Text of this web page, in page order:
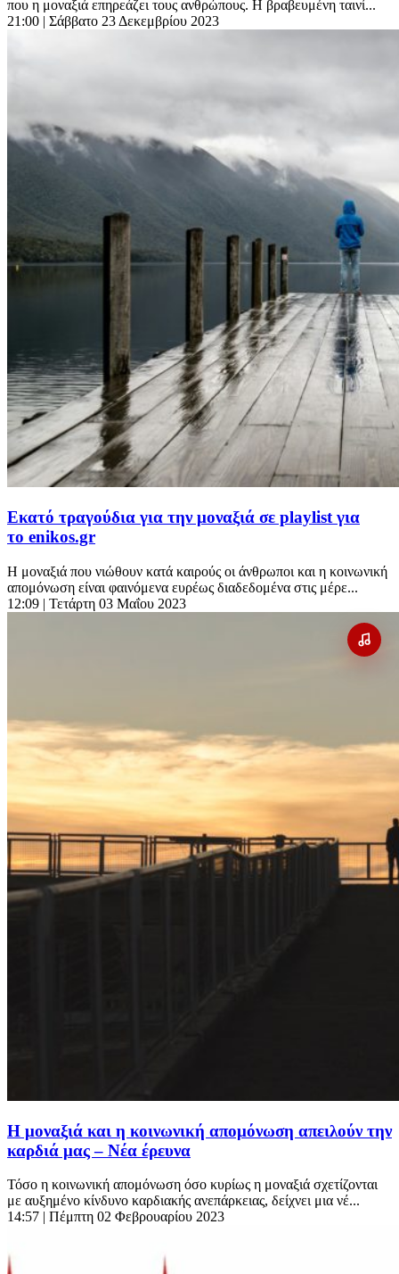
που η μοναξιά επηρεάζει τους ανθρώπους. Η βραβευμένη ταινί...
21:00 | Σάββατο 23 Δεκεμβρίου 2023
Εκατό τραγούδια για την μοναξιά σε playlist για
το enikos.gr
Η μοναξιά που νιώθουν κατά καιρούς οι άνθρωποι και η κοινωνική
απομόνωση είναι φαινόμενα ευρέως διαδεδομένα στις μέρε...
12:09 | Τετάρτη 03 Μαΐου 2023
Η μοναξιά και η κοινωνική απομόνωση απειλούν την
καρδιά μας – Νέα έρευνα
Τόσο η κοινωνική απομόνωση όσο κυρίως η μοναξιά σχετίζονται
με αυξημένο κίνδυνο καρδιακής ανεπάρκειας, δείχνει μια νέ...
14:57 | Πέμπτη 02 Φεβρουαρίου 2023